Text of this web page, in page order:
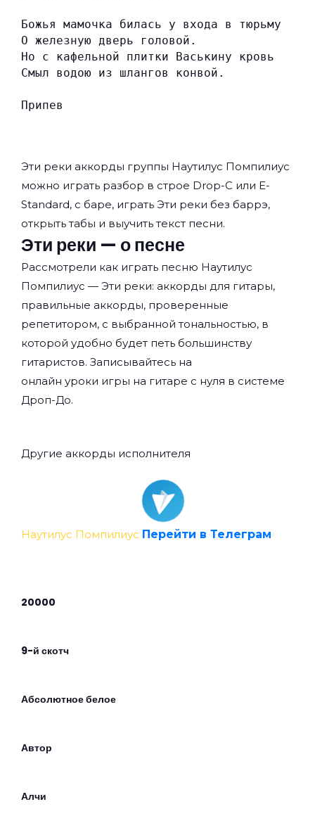
Божья мамочка билась у входа в тюрьму
О железную дверь головой.
Но с кафельной плитки Васькину кровь
Смыл водою из шлангов конвой.
Припев
Эти реки аккорды группы Наутилус Помпилиус
можно играть разбор в строе Drop-C или E-
Standard, с баре, играть Эти реки без баррэ,
открыть табы и выучить текст песни.
Эти реки — о песне
Рассмотрели как играть песню Наутилус
Помпилиус — Эти реки: аккорды для гитары,
правильные аккорды, проверенные
репетитором, с выбранной тональностью, в
которой удобно будет петь большинству
гитаристов. Записывайтесь на
онлайн уроки игры на гитаре с нуля в системе
Дроп-До.
Другие аккорды исполнителя
Наутилус Помпилиус Перейти в Телеграм
20000
9-й скотч
Абсолютное белое
Автор
Алчи